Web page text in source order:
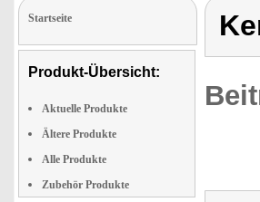
Startseite
Produkt-Übersicht:
Aktuelle Produkte
Ältere Produkte
Alle Produkte
Zubehör Produkte